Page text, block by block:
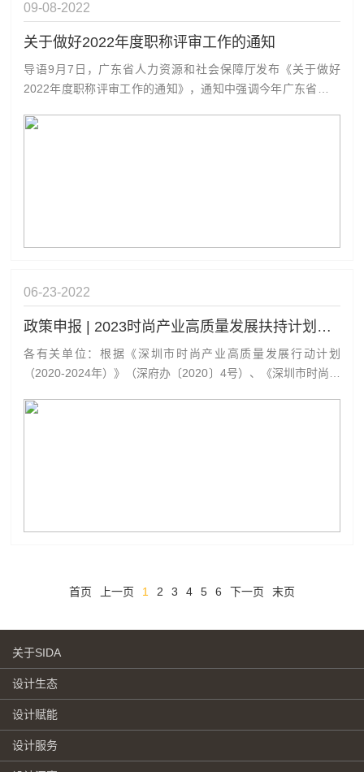
09-08 2022
关于做好2022年度职称评审工作的通知
导语9月7日，广东省人力资源和社会保障厅发布《关于做好
2022年度职称评审工作的通知》，通知中强调今年广东省职称
人员，评审高一级职称时，职称资历年限和有效材料时段的起
06-23 2022
政策申报 | 2023时尚产业高质量发展扶持计划申请指南来啦
各有关单位：根据《深圳市时尚产业高质量发展行动计划
（2020-2024年）》（深府办〔2020〕4号）、《深圳市时尚产
号），深圳市工业和信息化局决定组织实施2023年深圳市时尚
首页 上一页 1 2 3 4 5 6 下一页 末页
关于SIDA
设计生态
设计赋能
设计服务